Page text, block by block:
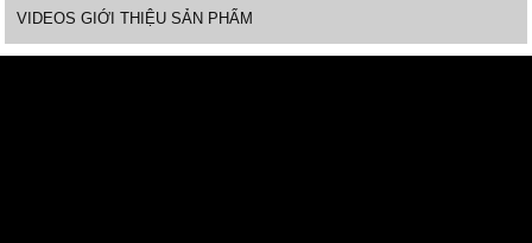
VIDEOS GIỚI THIỆU SẢN PHẨM